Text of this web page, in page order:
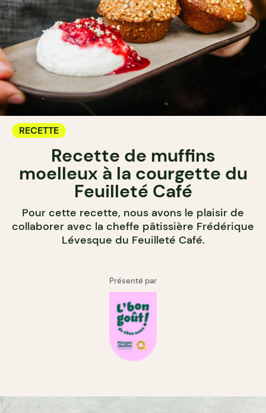
RECETTE
Recette de muffins
moelleux à la courgette du
Feuilleté Café
Pour cette recette, nous avons le plaisir de
collaborer avec la cheffe pâtissière Frédérique
Lévesque du Feuilleté Café.
Présenté par